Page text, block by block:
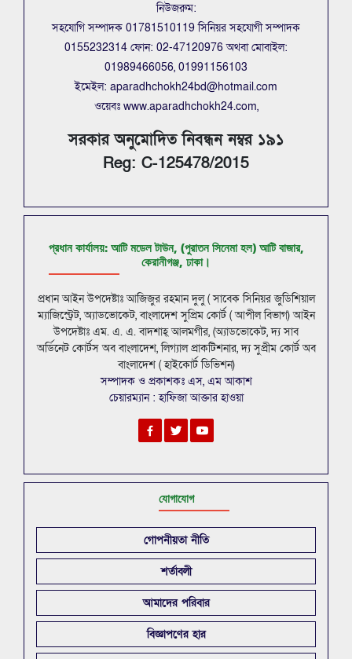
নিউজরুম:
সহযোগি সম্পাদক 01781510119 সিনিয়র সহযোগী সম্পাদক
0155232314 ফোন: 02-47120976 অথবা মোবাইল:
01989466056, 01991156103
ইমেইল: aparadhchokh24bd@hotmail.com
ওয়েবঃ www.aparadhchokh24.com,
সরকার অনুমোদিত নিবন্ধন নম্বর ১৯১
Reg: C-125478/2015
প্রধান কার্যালয়: আটি মডেল টাউন, (পুরাতন সিনেমা হল) আটি বাজার,
কেরানীগঞ্জ, ঢাকা।
প্রধান আইন উপদেষ্টাঃ আজিজুর রহমান দুলু ( সাবেক সিনিয়র জুডিশিয়াল
ম্যাজিস্ট্রেট, অ্যাডভোকেট, বাংলাদেশ সুপ্রিম কোর্ট ( আপীল বিভাগ) আইন
উপদেষ্টাঃ এম. এ. এ. বাদশাহ্ আলমগীর, (অ্যাডভোকেট, দ্য সাব
অর্ডিনেট কোর্টস অব বাংলাদেশ, লিগ্যাল প্রাকটিশনার, দ্য সুপ্রীম কোর্ট অব
বাংলাদেশ ( হাইকোর্ট ডিভিশন)
সম্পাদক ও প্রকাশকঃ এস, এম আকাশ
চেয়ারম্যান : হাফিজা আক্তার হাওয়া
যোগাযোগ
গোপনীয়তা নীতি
শর্তাবলী
আমাদের পরিবার
বিজ্ঞাপণের হার